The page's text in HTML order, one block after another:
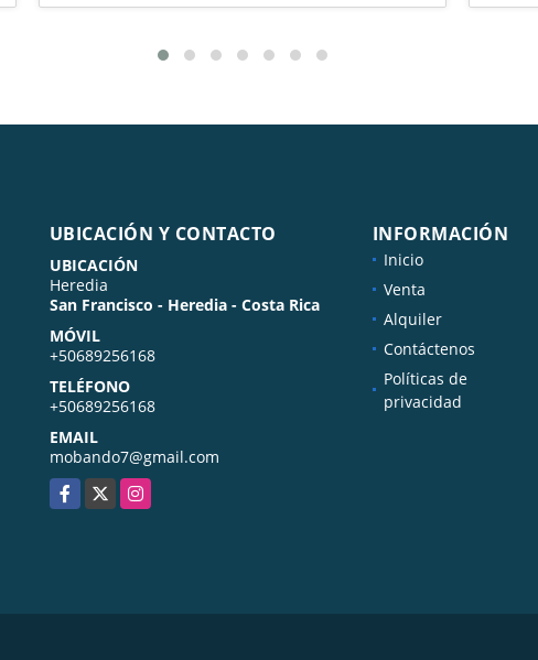
UBICACIÓN Y CONTACTO
UBICACIÓN
Heredia
San Francisco - Heredia - Costa Rica
MÓVIL
+50689256168
TELÉFONO
+50689256168
EMAIL
mobando7@gmail.com
Facebook
X Instagram
INFORMACIÓN
Inicio
Venta
Alquiler
Contáctenos
Políticas de
privacidad